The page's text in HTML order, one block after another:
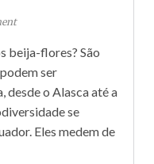
beija-flores? São
ser
desde o Alasca até a
se
Eles medem de